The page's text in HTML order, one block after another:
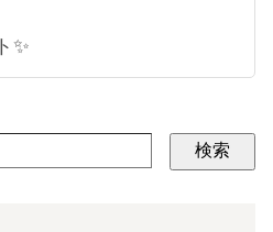
✨
検索